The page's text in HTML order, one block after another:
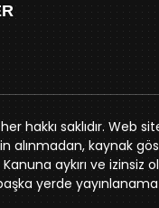
İnönü Bulvarı
hakkı saklıdır. Web
alınmadan, kaynak
aykırı ve izinsiz
yerde